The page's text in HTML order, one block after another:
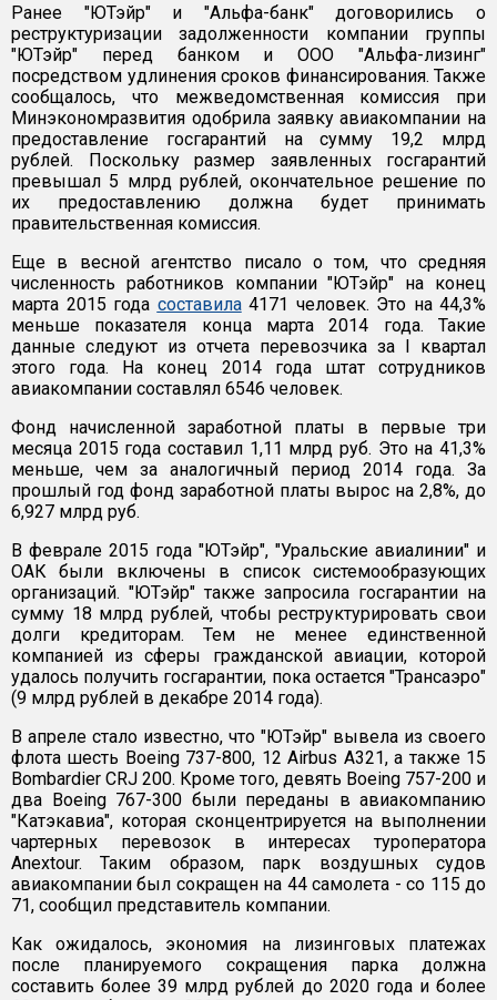
Ранее "ЮТэйр" и "Альфа-банк" договорились о
реструктуризации задолженности компании группы
"ЮТэйр" перед банком и ООО "Альфа-лизинг"
посредством удлинения сроков финансирования. Также
сообщалось, что межведомственная комиссия при
Минэкономразвития одобрила заявку авиакомпании на
предоставление госгарантий на сумму 19,2 млрд
рублей. Поскольку размер заявленных госгарантий
превышал 5 млрд рублей, окончательное решение по
их предоставлению должна будет принимать
правительственная комиссия.
Еще в весной агентство писало о том, что средняя
численность работников компании "ЮТэйр" на конец
марта 2015 года составила4171 человек. Это на 44,3%
меньше показателя конца марта 2014 года. Такие
данные следуют из отчета перевозчика за I квартал
этого года. На конец 2014 года штат сотрудников
авиакомпании составлял 6546 человек.
Фонд начисленной заработной платы в первые три
месяца 2015 года составил 1,11 млрд руб. Это на 41,3%
меньше, чем за аналогичный период 2014 года. За
прошлый год фонд заработной платы вырос на 2,8%, до
6,927 млрд руб.
В феврале 2015 года "ЮТэйр", "Уральские авиалинии" и
ОАК были включены в список системообразующих
организаций. "ЮТэйр" также запросила госгарантии на
сумму 18 млрд рублей, чтобы реструктурировать свои
долги кредиторам. Тем не менее единственной
компанией из сферы гражданской авиации, которой
удалось получить госгарантии, пока остается "Трансаэро"
(9 млрд рублей в декабре 2014 года).
В апреле стало известно, что "ЮТэйр" вывела из своего
флота шесть Boeing 737-800, 12 Airbus A321, а также 15
Bombardier CRJ 200. Кроме того, девять Boeing 757-200 и
два Boeing 767-300 были переданы в авиакомпанию
"Катэкавиа", которая сконцентрируется на выполнении
чартерных перевозок в интересах туроператора
Anextour. Таким образом, парк воздушных судов
авиакомпании был сокращен на 44 самолета - со 115 до
71, сообщил представитель компании.
Как ожидалось, экономия на лизинговых платежах
после планируемого сокращения парка должна
составить более 39 млрд рублей до 2020 года и более